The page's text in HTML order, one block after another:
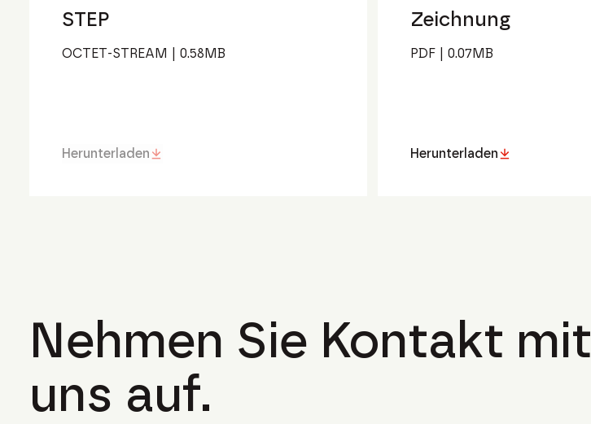
STEP
OCTET-STREAM 0.58MB
Herunterladen
Zeichnung
PDF |0.07MB
Herunterladen
Nehmen Sie Kontakt mit
uns auf.